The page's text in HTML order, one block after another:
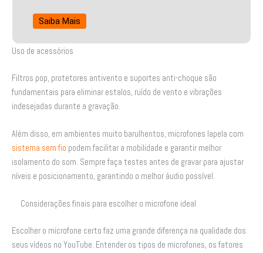
Saiba Mais
Uso de acessórios
Filtros pop, protetores antivento e suportes anti-choque são
fundamentais para eliminar estalos, ruído de vento e vibrações
indesejadas durante a gravação.
Além disso, em ambientes muito barulhentos, microfones lapela com
sistema sem fio podem facilitar a mobilidade e garantir melhor
isolamento do som. Sempre faça testes antes de gravar para ajustar
níveis e posicionamento, garantindo o melhor áudio possível.
Considerações finais para escolher o microfone ideal
Escolher o microfone certo faz uma grande diferença na qualidade dos
seus vídeos no YouTube. Entender os tipos de microfones, os fatores